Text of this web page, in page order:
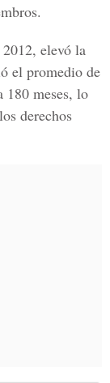
elevó la
el promedio de
180 meses, lo
derechos